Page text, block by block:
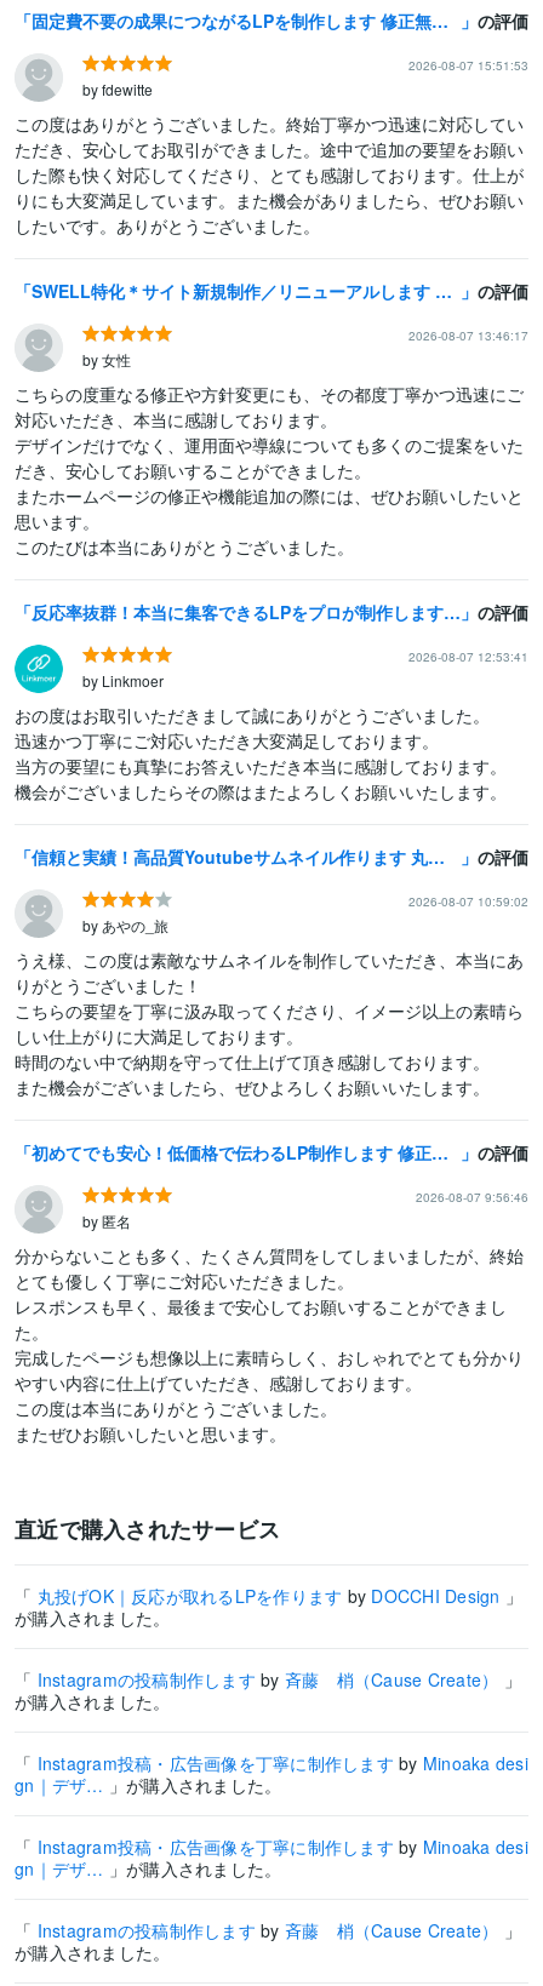
固定費不要の成果につながるLPを制作します 修正無制限◎購入前にイメージ画像作成いたします◎ の評価
2026-08-07 15:51:53
by fdewitte
この度はありがとうございました。終始丁寧かつ迅速に対応してい
ただき、安心してお取引ができました。途中で追加の要望をお願い
した際も快く対応してくださり、とても感謝しております。仕上が
りにも大変満足しています。また機会がありましたら、ぜひお願い
したいです。ありがとうございました。
SWELL特化＊サイト新規制作／リニューアルします 【修正無制限】妥協したくない方へ。CSS込みで完成まで伴走！ の評価
2026-08-07 13:46:17
by 女性
こちらの度重なる修正や方針変更にも、その都度丁寧かつ迅速にご
対応いただき、本当に感謝しております。
デザインだけでなく、運用面や導線についても多くのご提案をいた
だき、安心してお願いすることができました。
またホームページの修正や機能追加の際には、ぜひお願いしたいと
思います。
このたびは本当にありがとうございました。
反応率抜群！本当に集客できるLPをプロが制作します ★無料個別相談OK！★ 集客に超おすすめのランディングページ の評価
2026-08-07 12:53:41
by Linkmoer
おの度はお取引いただきまして誠にありがとうございました。
迅速かつ丁寧にご対応いただき大変満足しております。
当方の要望にも真摯にお答えいただき本当に感謝しております。
機会がございましたらその際はまたよろしくお願いいたします。
信頼と実績！高品質Youtubeサムネイル作ります 丸投げOK！画像もご用意します！まずご相談下さい。 の評価
2026-08-07 10:59:02
by あやの_旅
うえ様、この度は素敵なサムネイルを制作していただき、本当にあ
りがとうございました！
こちらの要望を丁寧に汲み取ってくださり、イメージ以上の素晴ら
しい仕上がりに大満足しております。
時間のない中で納期を守って仕上げて頂き感謝しております。
また機会がございましたら、ぜひよろしくお願いいたします。
初めてでも安心！低価格で伝わるLP制作します 修正無制限｜FV３案ご提案｜最短即日ビデオ打ち合わせ可 の評価
2026-08-07 9:56:46
by 匿名
分からないことも多く、たくさん質問をしてしまいましたが、終始
とても優しく丁寧にご対応いただきました。
レスポンスも早く、最後まで安心してお願いすることができまし
た。
完成したページも想像以上に素晴らしく、おしゃれでとても分かり
やすい内容に仕上げていただき、感謝しております。
この度は本当にありがとうございました。
またぜひお願いしたいと思います。
直近で購入されたサービス
「 丸投げOK｜反応が取れるLPを作ります by DOCCHI Design 」
が購入されました。
「 Instagramの投稿制作します by 斉藤 梢（Cause Create）
」
が購入されました。
「 Instagram投稿・広告画像を丁寧に制作します by Minoaka desi
gn｜デザ… 」が購入されました。
「 Instagram投稿・広告画像を丁寧に制作します by Minoaka desi
gn｜デザ… 」が購入されました。
「 Instagramの投稿制作します by 斉藤 梢（Cause Create）
」
が購入されました。